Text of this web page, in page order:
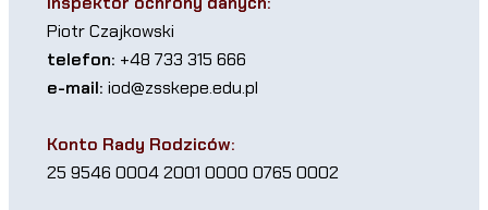
Piotr Czajkowski
telefon: +48 733 315 666
e-mail: iod@zsskepe.edu.pl
Konto Rady Rodziców:
25 9546 0004 2001 0000 0765 0002